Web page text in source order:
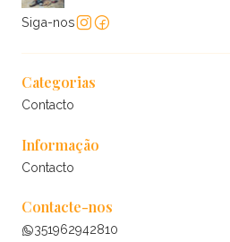
Siga-nos
Categorias
Contacto
Informação
Contacto
Contacte-nos
351962942810